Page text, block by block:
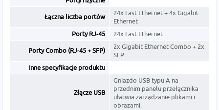
Łączna liczba portów
24x Fast Ethernet + 4x Gigabit
Ethernet
Porty RJ-45
24x Fast Ethernet
Porty Combo (RJ-45 + SFP)
2x Gigabit Ethernet Combo + 2x
SFP
Inne specyfikacje produktu
Złącze USB
Gniazdo USB typu A na
przednim panelu przełącznika
ułatwia zarządzanie plikami i
obrazami.